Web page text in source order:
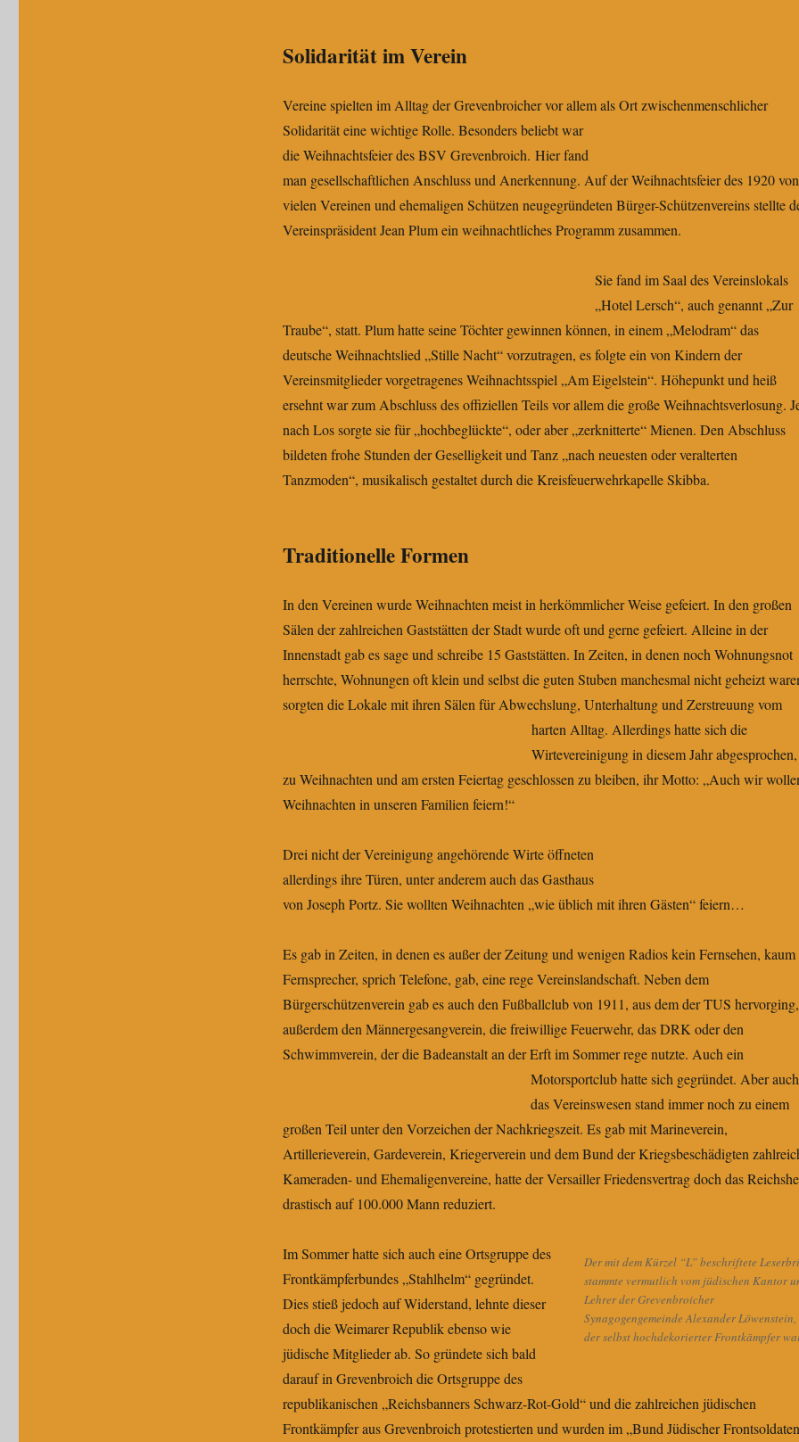
Solidarität im Verein
Vereine spielten im Alltag der Grevenbroicher vor allem als Ort zwischenmenschlicher
Solidarität eine wichtige Rolle. Besonders beliebt war
die Weihnachtsfeier des BSV Grevenbroich. Hier fand
man gesellschaftlichen Anschluss und Anerkennung. Auf der Weihnachtsfeier des 1920 von
vielen Vereinen und ehemaligen Schützen neugegründeten Bürger-Schützenvereins stellte
Vereinspräsident Jean Plum ein weihnachtliches Programm zusammen.
Sie fand im Saal des Vereinslokals
„Hotel Lersch“, auch genannt „Zur
Traube“, statt. Plum hatte seine Töchter gewinnen können, in einem „Melodram“ das
deutsche Weihnachtslied „Stille Nacht“ vorzutragen, es folgte ein von Kindern der
Vereinsmitglieder vorgetragenes Weihnachtsspiel „Am Eigelstein“. Höhepunkt und heiß
ersehnt war zum Abschluss des offiziellen Teils vor allem die große Weihnachtsverlosung.
nach Los sorgte sie für „hochbeglückte“, oder aber „zerknitterte“ Mienen. Den Abschluss
bildeten frohe Stunden der Geselligkeit und Tanz „nach neuesten oder veralterten
Tanzmoden“, musikalisch gestaltet durch die Kreisfeuerwehrkapelle Skibba.
Traditionelle Formen
In den Vereinen wurde Weihnachten meist in herkömmlicher Weise gefeiert. In den großen
Sälen der zahlreichen Gaststätten der Stadt wurde oft und gerne gefeiert. Alleine in der
Innenstadt gab es sage und schreibe 15 Gaststätten. In Zeiten, in denen noch Wohnungsnot
herrschte, Wohnungen oft klein und selbst die guten Stuben manchesmal nicht geheizt
sorgten die Lokale mit ihren Sälen für Abwechslung, Unterhaltung und Zerstreuung vom
harten Alltag. Allerdings hatte sich die
Wirtevereinigung in diesem Jahr abgesprochen,
zu Weihnachten und am ersten Feiertag geschlossen zu bleiben, ihr Motto: „Auch wir
Weihnachten in unseren Familien feiern!“
Drei nicht der Vereinigung angehörende Wirte öffneten
allerdings ihre Türen, unter anderem auch das Gasthaus
von Joseph Portz. Sie wollten Weihnachten „wie üblich mit ihren Gästen“ feiern…
Es gab in Zeiten, in denen es außer der Zeitung und wenigen Radios kein Fernsehen, kaum
Fernsprecher, sprich Telefone, gab, eine rege Vereinslandschaft. Neben dem
Bürgerschützenverein gab es auch den Fußballclub von 1911, aus dem der TUS hervorging,
außerdem den Männergesangverein, die freiwillige Feuerwehr, das DRK oder den
Schwimmverein, der die Badeanstalt an der Erft im Sommer rege nutzte. Auch ein
Motorsportclub hatte sich gegründet. Aber auch
das Vereinswesen stand immer noch zu einem
großen Teil unter den Vorzeichen der Nachkriegszeit. Es gab mit Marineverein,
Artillerieverein, Gardeverein, Kriegerverein und dem Bund der Kriegsbeschädigten
Kameraden- und Ehemaligenvereine, hatte der Versailler Friedensvertrag doch das
drastisch auf 100.000 Mann reduziert.
Der mit dem Kürzel “L” beschriftete
stammte vermutlich vom jüdischen Kantor
Lehrer der Grevenbroicher
Synagogengemeinde Alexander Löwenstein,
der selbst hochdekorierter Frontkämpfer
Im Sommer hatte sich auch eine Ortsgruppe des
Frontkämpferbundes „Stahlhelm“ gegründet.
Dies stieß jedoch auf Widerstand, lehnte dieser
doch die Weimarer Republik ebenso wie
jüdische Mitglieder ab. So gründete sich bald
darauf in Grevenbroich die Ortsgruppe des
republikanischen „Reichsbanners Schwarz-Rot-Gold“ und die zahlreichen jüdischen
Frontkämpfer aus Grevenbroich protestierten und wurden im „Bund Jüdischer